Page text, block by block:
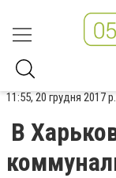
11:55, 20 грудня 2017 р.
В